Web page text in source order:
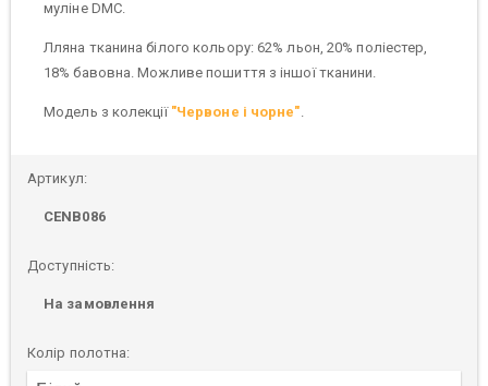
муліне DMC.
Лляна тканина білого кольору: 62% льон, 20% поліестер,
18% бавовна. Можливе пошиття з іншої тканини.
Модель з колекції "Червоне і чорне"
Артикул:
CENB086
Доступність:
На замовлення
Колір полотна: